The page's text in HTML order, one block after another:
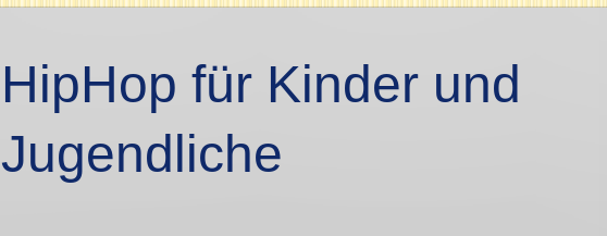
HipHop für Kinder und
Jugendliche